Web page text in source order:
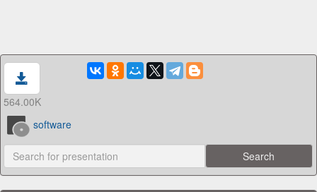
564.00K
software